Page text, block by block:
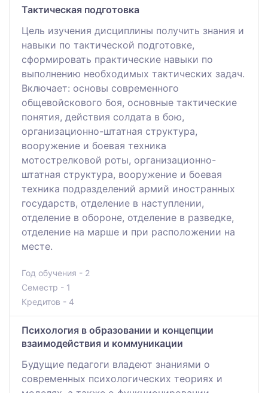
Тактическая подготовка
Цель изучения дисциплины получить знания и
навыки по тактической подготовке,
сформировать практические навыки по
выполнению необходимых тактических задач.
Включает: основы современного
общевойскового боя, основные тактические
понятия, действия солдата в бою,
организационно-штатная структура,
вооружение и боевая техника
мотострелковой роты, организационно-
штатная структура, вооружение и боевая
техника подразделений армий иностранных
государств, отделение в наступлении,
отделение в обороне, отделение в разведке,
отделение на марше и при расположении на
месте.
Год обучения - 2
Семестр - 1
Кредитов - 4
Психология в образовании и концепции
взаимодействия и коммуникации
Будущие педагоги владеют знаниями о
современных психологических теориях и